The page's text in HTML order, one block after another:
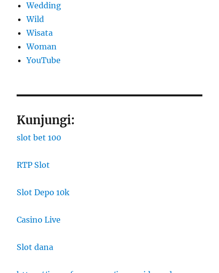
Wedding
Wild
Wisata
Woman
YouTube
Kunjungi:
slot bet 100
RTP Slot
Slot Depo 10k
Casino Live
Slot dana